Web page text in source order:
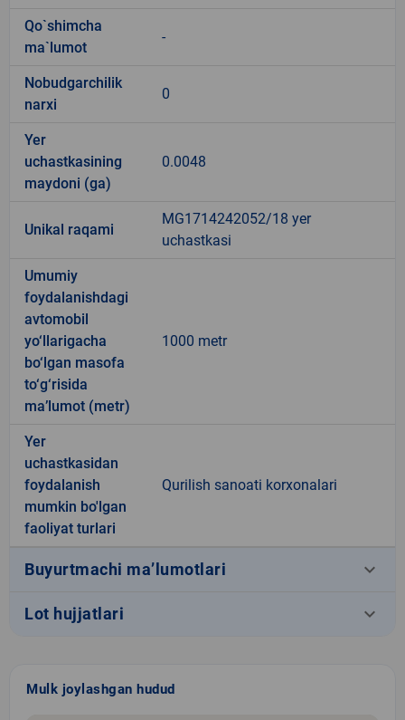
Qo`shimcha
ma`lumot
-
Nobudgarchilik
narxi
0
Yer
uchastkasining
maydoni (ga)
0.0048
Unikal raqami
MG1714242052/18 yer
uchastkasi
Umumiy
foydalanishdagi
avtomobil
yo‘llarigacha
bo‘lgan masofa
to‘g‘risida
ma’lumot (metr)
1000 metr
Yer
uchastkasidan
foydalanish
mumkin bo'lgan
faoliyat turlari
Qurilish sanoati korxonalari
Buyurtmachi ma’lumotlari keyboard_arrow_down
Lot hujjatlari keyboard_arrow_down
Mulk joylashgan hudud